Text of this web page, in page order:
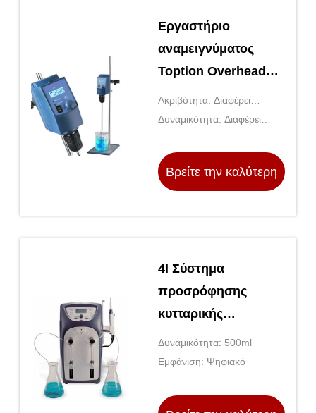
Εργαστήριο
αναμειγνύματος
Toption Overhead
Stirrer για τη
σύνθεση φαρμάκων
Ακριβότητα: Διαφέρει
ανάλογα με τον ειδικό
Δυναμικότητα: Διαφέρει
εξοπλισμό
Βρείτε την καλύτερη
4l Σύστημα
προσρόφησης
κυτταρικής
καλλιέργειας
Εξόρυξη DNA
προσρόφησης
Δυναμικότητα: 500ml
Εμφάνιση: Ψηφιακό